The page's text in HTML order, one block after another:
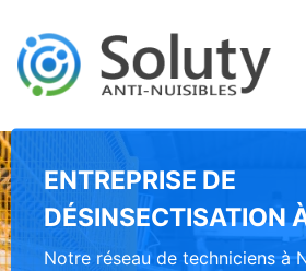
ENTREPRISE DE
DÉSINSECTISATION
Notre réseau de techniciens à